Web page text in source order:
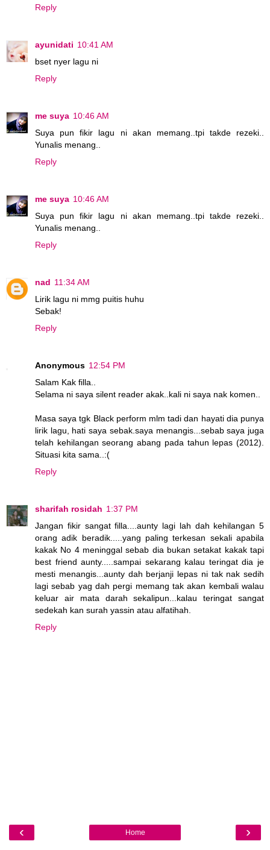
Reply
ayunidati 10:41 AM
bset nyer lagu ni
Reply
me suya 10:46 AM
Suya pun fikir lagu ni akan memang..tpi takde rezeki..
Yunalis menang..
Reply
me suya 10:46 AM
Suya pun fikir lagu ni akan memang..tpi takde rezeki..
Yunalis menang..
Reply
nad 11:34 AM
Lirik lagu ni mmg puitis huhu
Sebak!
Reply
Anonymous 12:54 PM
Salam Kak filla..
Selama ni saya silent reader akak..kali ni saya nak komen..
Masa saya tgk Black perform mlm tadi dan hayati dia punya
lirik lagu, hati saya sebak.saya menangis...sebab saya juga
telah kehilangan seorang abang pada tahun lepas (2012).
Situasi kita sama..:(
Reply
sharifah rosidah 1:37 PM
Jangan fikir sangat filla....aunty lagi lah dah kehilangan 5
orang adik beradik.....yang paling terkesan sekali apabila
kakak No 4 meninggal sebab dia bukan setakat kakak tapi
best friend aunty.....sampai sekarang kalau teringat dia je
mesti menangis...aunty dah berjanji lepas ni tak nak sedih
lagi sebab yag dah pergi memang tak akan kembali walau
keluar air mata darah sekalipun...kalau teringat sangat
sedekah kan surah yassin atau alfatihah.
Reply
‹ ›
Home